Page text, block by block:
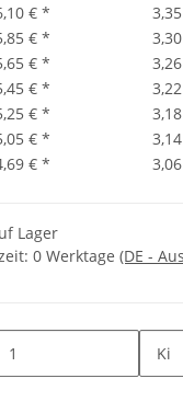
€ *
€ *
€ *
€ *
€ *
€ *
€ *
Lager
0 Werktage (DE -
Ki